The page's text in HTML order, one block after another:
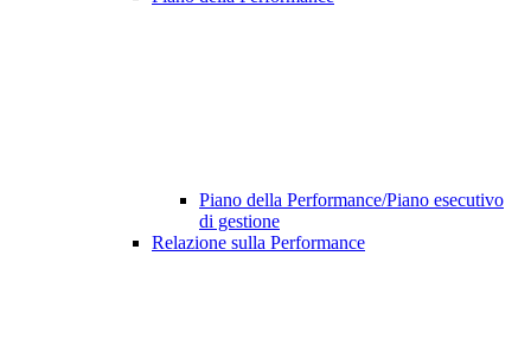
Piano della Performance/Piano esecutivo
di gestione
Relazione sulla Performance